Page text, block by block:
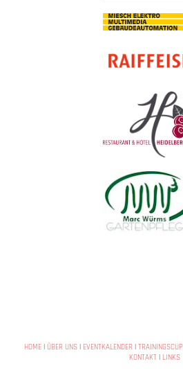
HOME| ÜBER UNS| EVENTKALENDER | TRAININGSCUP
KONTAKT | LINKS